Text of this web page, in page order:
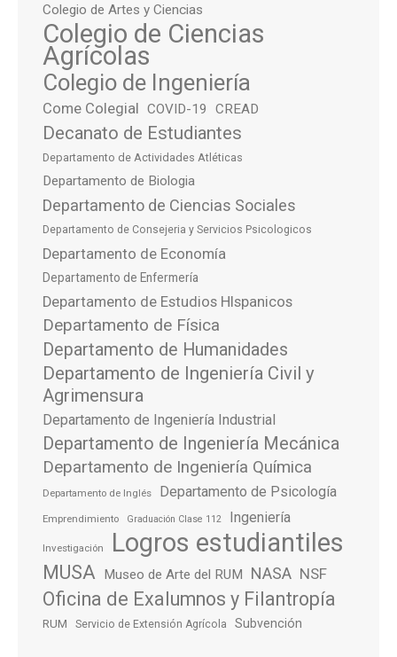
Colegio de Artes y Ciencias
Colegio de Ciencias
Agrícolas
Colegio de Ingeniería
Come Colegial COVID-19 CREAD
Decanato de Estudiantes
Departamento de Actividades Atléticas
Departamento de Biologia
Departamento de Ciencias Sociales
Departamento de Consejeria y Servicios Psicologicos
Departamento de Economía
Departamento de Enfermería
Departamento de Estudios HIspanicos
Departamento de Física
Departamento de Humanidades
Departamento de Ingeniería Civil y
Agrimensura
Departamento de Ingeniería Industrial
Departamento de Ingeniería Mecánica
Departamento de Ingeniería Química
Departamento de Inglés Departamento de Psicología
Emprendimiento Graduación Clase 112 Ingeniería
Investigación Logros estudiantiles
MUSA Museo de Arte del RUM NASA NSF
Oficina de Exalumnos y Filantropía
RUM Servicio de Extensión Agrícola Subvención